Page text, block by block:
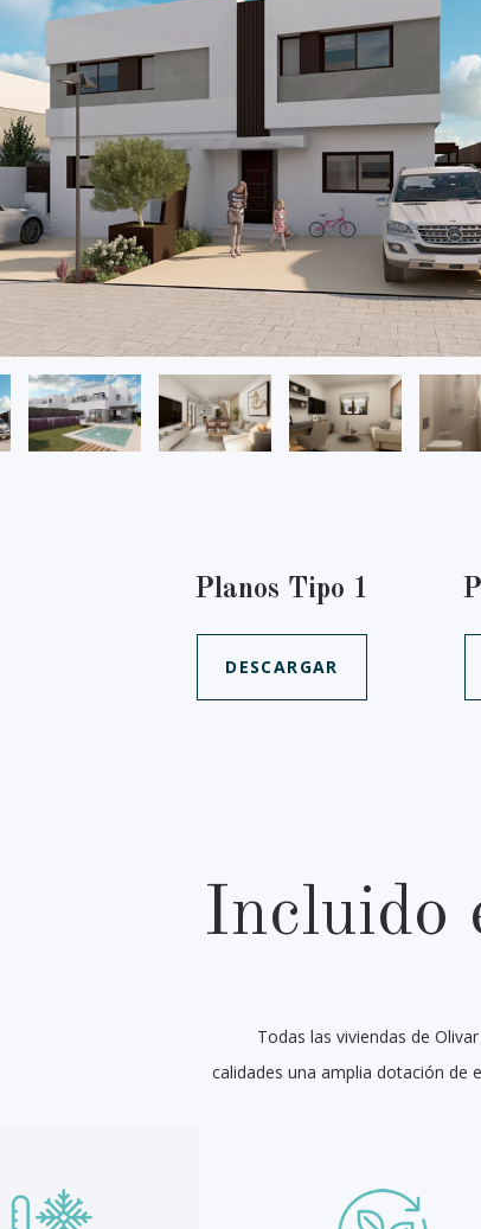
Planos Tipo 1
DESCARGAR
Incluido
Todas las viviendas de
calidades una amplia dotación de